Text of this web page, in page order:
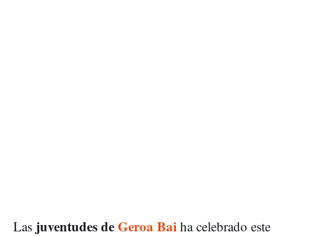
Las juventudes deGeroa Bai ha celebrado este